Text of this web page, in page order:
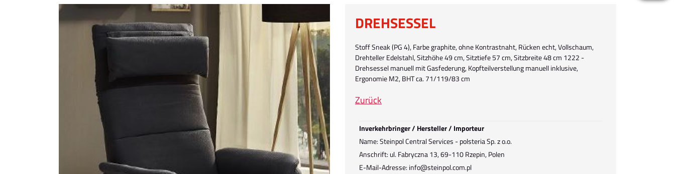
DREHSESSEL
Stoff Sneak (PG 4), Farbe graphite, ohne Kontrastnaht, Rücken echt, Vollschaum,
Drehteller Edelstahl, Sitzhöhe 49 cm, Sitztiefe 57 cm, Sitzbreite 48 cm 1222 -
Drehsessel manuell mit Gasfederung, Kopfteilverstellung manuell inklusive,
Ergonomie M2, BHT ca. 71/119/83 cm
Zurück
Inverkehrbringer / Hersteller / Importeur
Name: Steinpol Central Services - polsteria Sp. z o.o.
Anschrift: ul. Fabryczna 13, 69-110 Rzepin, Polen
E-Mail-Adresse: info@steinpol.com.pl